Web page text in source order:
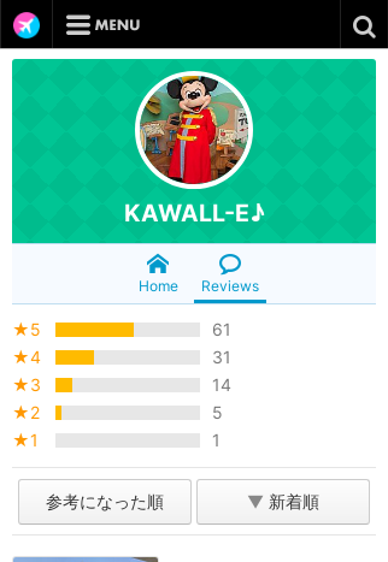
KAWALL-E♪
Home Reviews
★5
61
★4
31
★3
14
★2
5
★1
1
参考になった順 ▼ 新着順